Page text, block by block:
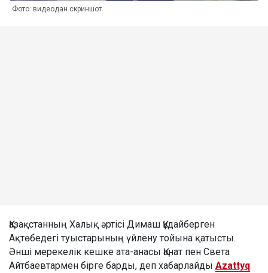
Фото: видеодан скриншот
Қазақстанның Халық әртісі Димаш Құдайберген
Ақтөбедегі туыстарының үйлену тойына қатысты.
Әнші мерекелік кешке ата-анасы Қанат пен Света
Айтбаевтармен бірге барды, деп хабарлайды Azattyq